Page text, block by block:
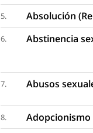
5. Absolución
6. Abstinencia
7. Abusos
8. Adopcionismo